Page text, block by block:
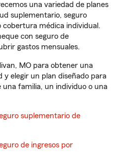
una variedad de planes
suplementario, seguro
cobertura médica individual.
con seguro de
gastos mensuales.
MO para obtener una
y elegir un plan diseñado para
una familia, un individuo o una
suplementario de
de ingresos por